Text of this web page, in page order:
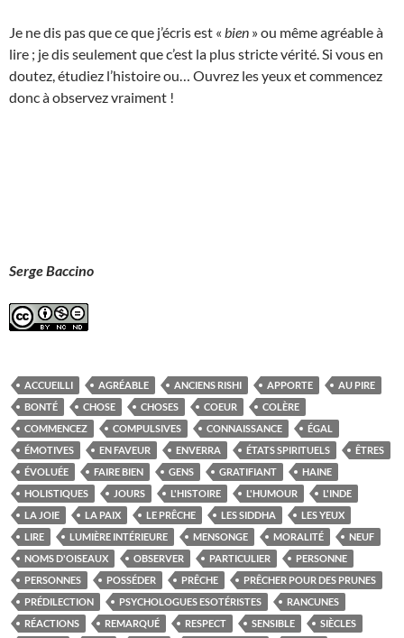
Je ne dis pas que ce que j’écris est « bien » ou même agréable à
lire ; je dis seulement que c’est la plus stricte vérité. Si vous en
doutez, étudiez l’histoire ou… Ouvrez les yeux et commencez
donc à observez vraiment !
Serge Baccino
ACCUEILLI AGRÉABLE ANCIENS RISHI APPORTE
AU PIRE
BONTÉ
CHOSE CHOSES COEUR
COLÈRE
COMMENCEZ
COMPULSIVES CONNAISSANCE
ÉGAL
ÉMOTIVES
EN FAVEUR ENVERRA ÉTATS SPIRITUELS
ÊTRES
ÉVOLUÉE
FAIRE BIEN GENS GRATIFIANT
HAINE
HOLISTIQUES
JOURS L'HISTOIRE L'HUMOUR
L'INDE
LA JOIE
LA PAIX LE PRÊCHE LES SIDDHA
LES YEUX
LIRE
LUMIÈRE INTÉRIEURE MENSONGE MORALITÉ
NEUF
NOMS D'OISEAUX
OBSERVER PARTICULIER
PERSONNE
PERSONNES
POSSÉDER PRÊCHE
PRÊCHER POUR DES PRUNES
PRÉDILECTION
PSYCHOLOGUES ESOTÉRISTES
RANCUNES
RÉACTIONS
REMARQUÉ RESPECT SENSIBLE SIÈCLES